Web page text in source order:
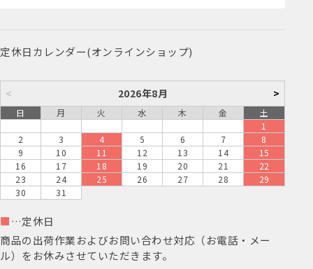
定休日カレンダー(オンラインショップ)
< 2026年8月 >
日 月 火 水 木 金
土
1
2
3 4 5 6 7
8
9
10 11 12 13 14
15
16
17 18 19 20 21
22
23
24 25 26 27 28
29
30
31
■ …定休日
商品の出荷作業およびお問い合わせ対応（お電話・メー
ル）をお休みさせていただきます。